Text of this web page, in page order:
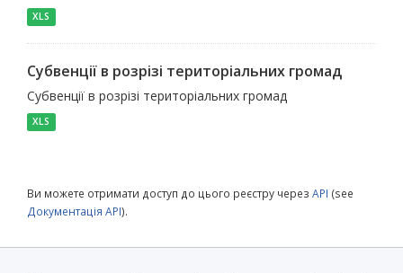
XLS
Субвенції в розрізі територіальних громад
Субвенції в розрізі територіальних громад
XLS
Ви можете отримати доступ до цього реєстру через API (see
Документація API).